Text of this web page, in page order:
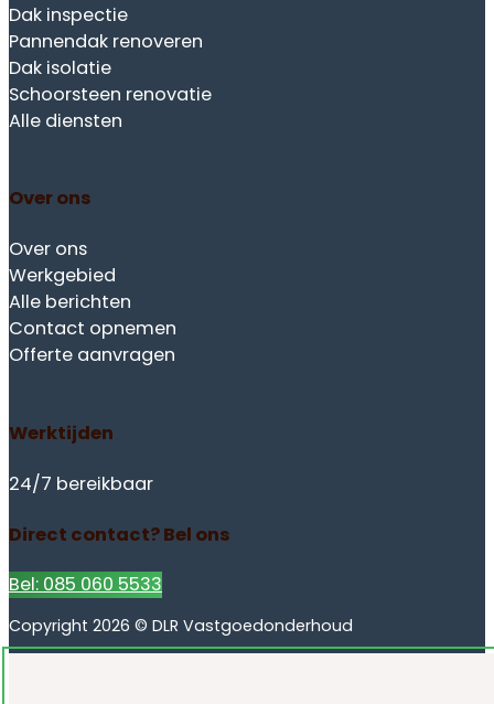
Dak inspectie
Pannendak renoveren
Dak isolatie
Schoorsteen renovatie
Alle diensten
Over ons
Over ons
Werkgebied
Alle berichten
Contact opnemen
Offerte aanvragen
Werktijden
24/7 bereikbaar
Direct contact? Bel ons
Bel: 085 060 5533
Copyright 2026 © DLR Vastgoedonderhoud